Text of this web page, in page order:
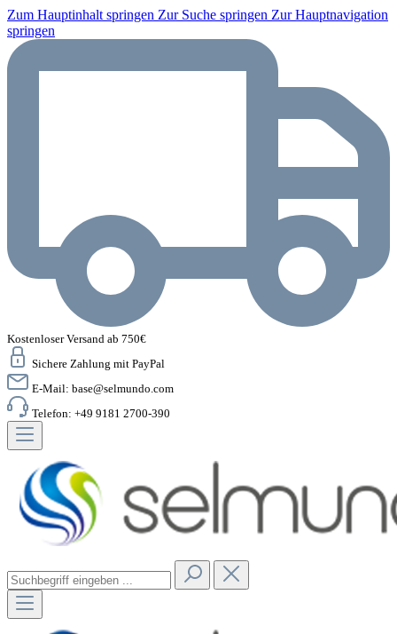
Zum Hauptinhalt springen Zur Suche springen Zur Hauptnavigation
springen
Kostenloser Versand ab 750€
Sichere Zahlung mit PayPal
E-Mail: base@selmundo.com
Telefon: +49 9181 2700-390